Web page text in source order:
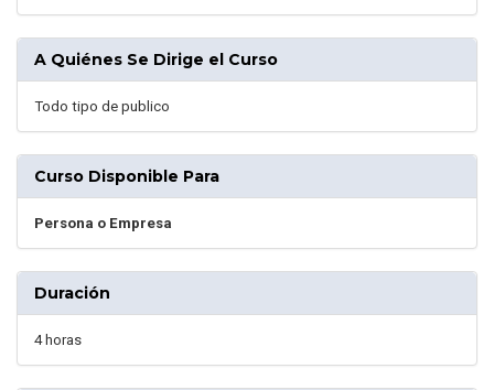
A Quiénes Se Dirige el Curso
Todo tipo de publico
Curso Disponible Para
Persona o Empresa
Duración
4 horas